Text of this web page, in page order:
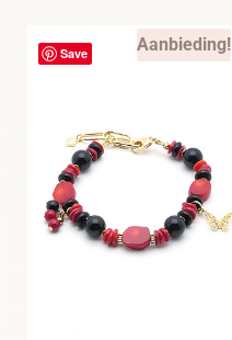
Save Aanbieding!